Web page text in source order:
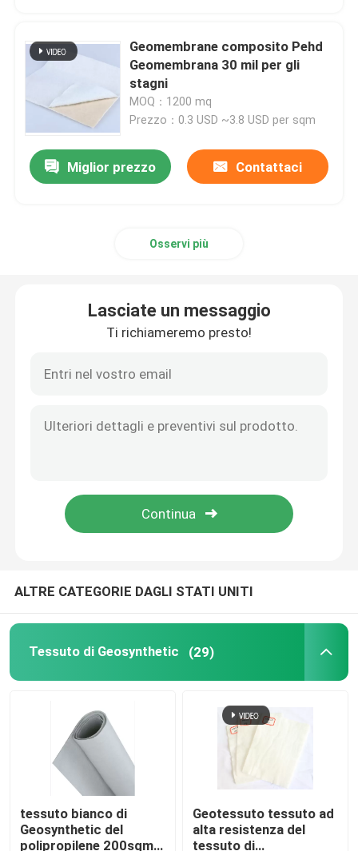
Geotessuto non tessuto del filamento
HDPE Geogrid monoassiale
Geosynthetic Clay Liner
Geomembrane composito Pehd
Geomembrana 30 mil per gli
stagni
MOQ：1200 mq
Prezzo：0.3 USD ~3.8 USD per sqm
Miglior prezzo Contattaci
Osservi più
Lasciate un messaggio
Ti richiameremo presto!
ALTRE CATEGORIE DAGLI STATI UNITI
Tessuto di Geosynthetic (29)
tessuto bianco di
Geosynthetic del
polipropilene 200sqm
Geotessuto tessuto ad
alta resistenza del
tessuto di